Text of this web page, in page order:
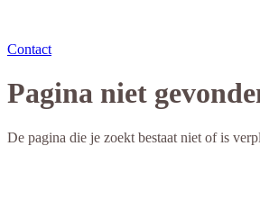
Contact
Pagina niet
De pagina die je zoekt bestaat niet of is